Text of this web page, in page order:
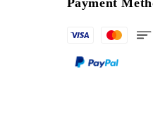
Payment